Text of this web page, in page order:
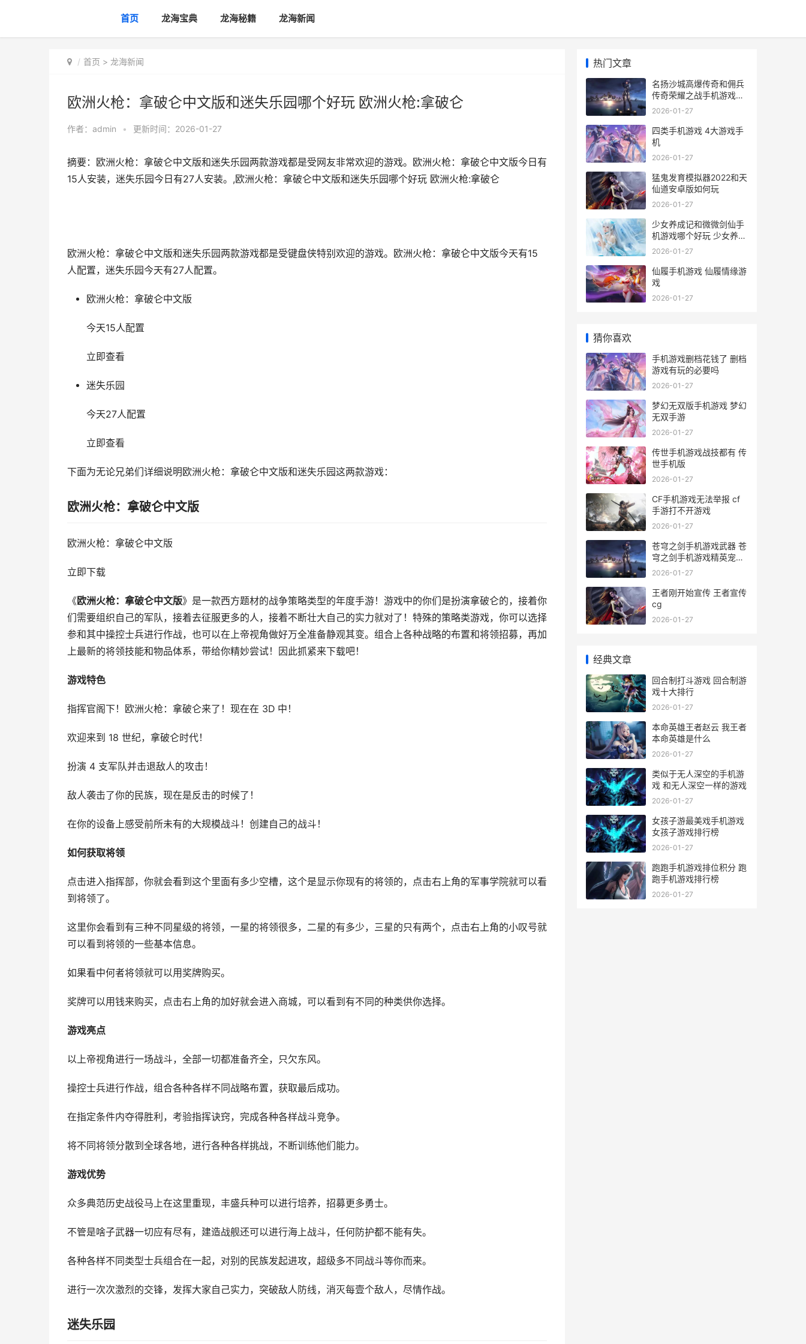
首页 龙海宝典 龙海秘籍 龙海新闻
首页 > 龙海新闻
欧洲火枪：拿破仑中文版和迷失乐园哪个好玩 欧洲火枪:拿破仑
作者： admin • 更新时间：2026-01-27
摘要：欧洲火枪：拿破仑中文版和迷失乐园两款游戏都是受网友非常欢迎的游戏。欧洲火枪：拿破仑中文版今日有
15人安装，迷失乐园今日有27人安装。,欧洲火枪：拿破仑中文版和迷失乐园哪个好玩 欧洲火枪:拿破仑
欧洲火枪：拿破仑中文版和迷失乐园两款游戏都是受键盘侠特别欢迎的游戏。欧洲火枪：拿破仑中文版今天有15
人配置，迷失乐园今天有27人配置。
欧洲火枪：拿破仑中文版
今天15人配置
立即查看
迷失乐园
今天27人配置
立即查看
下面为无论兄弟们详细说明欧洲火枪：拿破仑中文版和迷失乐园这两款游戏：
欧洲火枪：拿破仑中文版
欧洲火枪：拿破仑中文版
立即下载
《欧洲火枪：拿破仑中文版》是一款西方题材的战争策略类型的年度手游！游戏中的你们是扮演拿破仑的，接着你
们需要组织自己的军队，接着去征服更多的人，接着不断壮大自己的实力就对了！特殊的策略类游戏，你可以选择
参和其中操控士兵进行作战，也可以在上帝视角做好万全准备静观其变。组合上各种战略的布置和将领招募，再加
上最新的将领技能和物品体系，带给你精妙尝试！因此抓紧来下载吧！
游戏特色
指挥官阁下！欧洲火枪：拿破仑来了！现在在 3D 中！
欢迎来到 18 世纪，拿破仑时代！
扮演 4 支军队并击退敌人的攻击！
敌人袭击了你的民族，现在是反击的时候了！
在你的设备上感受前所未有的大规模战斗！创建自己的战斗！
如何获取将领
点击进入指挥部，你就会看到这个里面有多少空槽，这个是显示你现有的将领的，点击右上角的军事学院就可以看
到将领了。
这里你会看到有三种不同星级的将领，一星的将领很多，二星的有多少，三星的只有两个，点击右上角的小叹号就
可以看到将领的一些基本信息。
如果看中何者将领就可以用奖牌购买。
奖牌可以用钱来购买，点击右上角的加好就会进入商城，可以看到有不同的种类供你选择。
游戏亮点
以上帝视角进行一场战斗，全部一切都准备齐全，只欠东风。
操控士兵进行作战，组合各种各样不同战略布置，获取最后成功。
在指定条件内夺得胜利，考验指挥诀窍，完成各种各样战斗竞争。
将不同将领分散到全球各地，进行各种各样挑战，不断训练他们能力。
游戏优势
众多典范历史战役马上在这里重现，丰盛兵种可以进行培养，招募更多勇士。
不管是啥子武器一切应有尽有，建造战舰还可以进行海上战斗，任何防护都不能有失。
各种各样不同类型士兵组合在一起，对别的民族发起进攻，超级多不同战斗等你而来。
进行一次次激烈的交锋，发挥大家自己实力，突破敌人防线，消灭每壹个敌人，尽情作战。
迷失乐园
热门文章
名扬沙城高爆传奇和佣兵
传奇荣耀之战手机游戏哪
个好 名扬沙城有多少版本
2026-01-27
四类手机游戏 4大游戏手
机
2026-01-27
猛鬼发育模拟器2022和天
仙道安卓版如何玩
2026-01-27
少女养成记和微微剑仙手
机游戏哪个好玩 少女养成
记无限金币版
2026-01-27
仙履手机游戏 仙履情缘游
戏
2026-01-27
猜你喜欢
手机游戏删档花钱了 删档
游戏有玩的必要吗
2026-01-27
梦幻无双版手机游戏 梦幻
无双手游
2026-01-27
传世手机游戏战技都有 传
世手机版
2026-01-27
CF手机游戏无法举报 cf
手游打不开游戏
2026-01-27
苍穹之剑手机游戏武器 苍
穹之剑手机游戏精英宠物
攻略
2026-01-27
王者刚开始宣传 王者宣传
cg
2026-01-27
经典文章
回合制打斗游戏 回合制游
戏十大排行
2026-01-27
本命英雄王者赵云 我王者
本命英雄是什么
2026-01-27
类似于无人深空的手机游
戏 和无人深空一样的游戏
2026-01-27
女孩子游最美戏手机游戏
女孩子游戏排行榜
2026-01-27
跑跑手机游戏排位积分 跑
跑手机游戏排行榜
2026-01-27